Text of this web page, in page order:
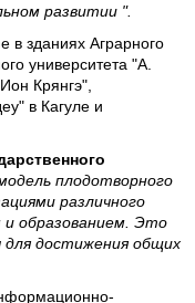
развитии ".
в зданиях Аграрного
университета "А.
Крянгэ",
в Кагуле и
плодотворного
различного
образованием. Это
достижения общих